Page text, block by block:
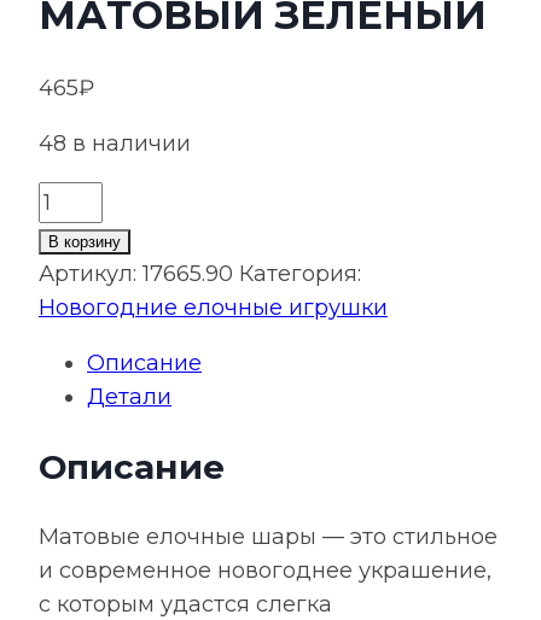
МАТОВЫЙ ЗЕЛЕНЫЙ
465₽
48 в наличии
Количество
товара
Елочный
шар
Matt,
матовый
В корзину
Артикул:17665.90 Категория:
Новогодние елочные игрушки
Описание
Детали
Описание
Матовые елочные шары — это стильное
и современное новогоднее украшение,
с которым удастся слегка